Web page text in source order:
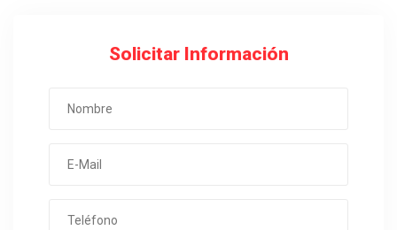
Solicitar Información